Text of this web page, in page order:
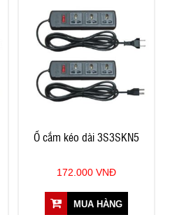
Ổ cắm kéo dài 3S3SKN5
172.000 VNĐ
MUA HÀNG